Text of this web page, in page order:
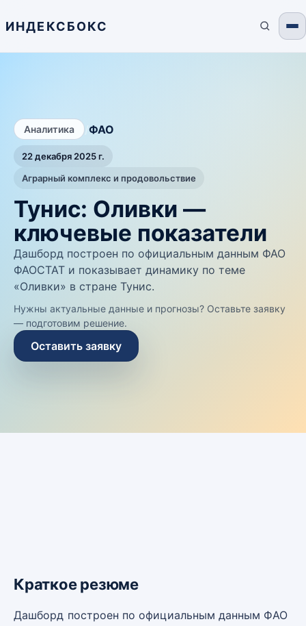
ИНДЕКСБОКС
Аналитика ФАО
22 декабря 2025 г.
Аграрный комплекс и продовольствие
Тунис: Оливки —
ключевые показатели
Дашборд построен по официальным данным ФАО
ФАОСТАТ и показывает динамику по теме
«Оливки» в стране Тунис.
Нужны актуальные данные и прогнозы? Оставьте заявку
— подготовим решение.
Оставить заявку
Краткое резюме
Дашборд построен по официальным данным ФАО